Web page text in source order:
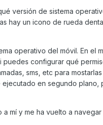
versión de sistema
hay un icono de rueda
operativo del móvil. En el
configurar qué
sms, etc para
en segundo plano,
mí y me ha vuelto a navegar